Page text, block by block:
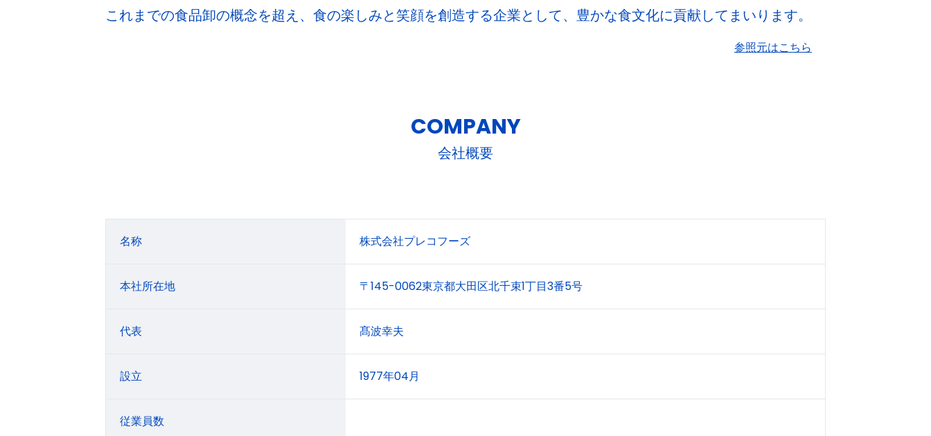
これまでの食品卸の概念を超え、食の楽しみと笑顔を創造する企業として、豊かな食文化に貢献してまいります。
参照元はこちら
COMPANY
会社概要
名称 株式会社プレコフーズ
本社所在地 〒145-0062東京都大田区北千束1丁目3番5号
代表 髙波幸夫
設立 1977年04月
従業員数